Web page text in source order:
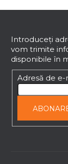
Introduceţi
vom trimite
disponibile în
Adresă de e-